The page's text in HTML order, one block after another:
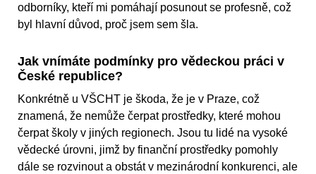
odborníky, kteří mi pomáhají posunout se profesně, což
byl hlavní důvod, proč jsem sem šla.
Jak vnímáte podmínky pro vědeckou práci v
České republice?
Konkrétně u VŠCHT je škoda, že je v Praze, což
znamená, že nemůže čerpat prostředky, které mohou
čerpat školy v jiných regionech. Jsou tu lidé na vysoké
vědecké úrovni, jimž by finanční prostředky pomohly
dále se rozvinout a obstát v mezinárodní konkurenci, ale